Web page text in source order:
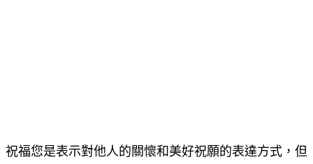
祝福您是表示對他人的關懷和美好祝願的表達方式，但